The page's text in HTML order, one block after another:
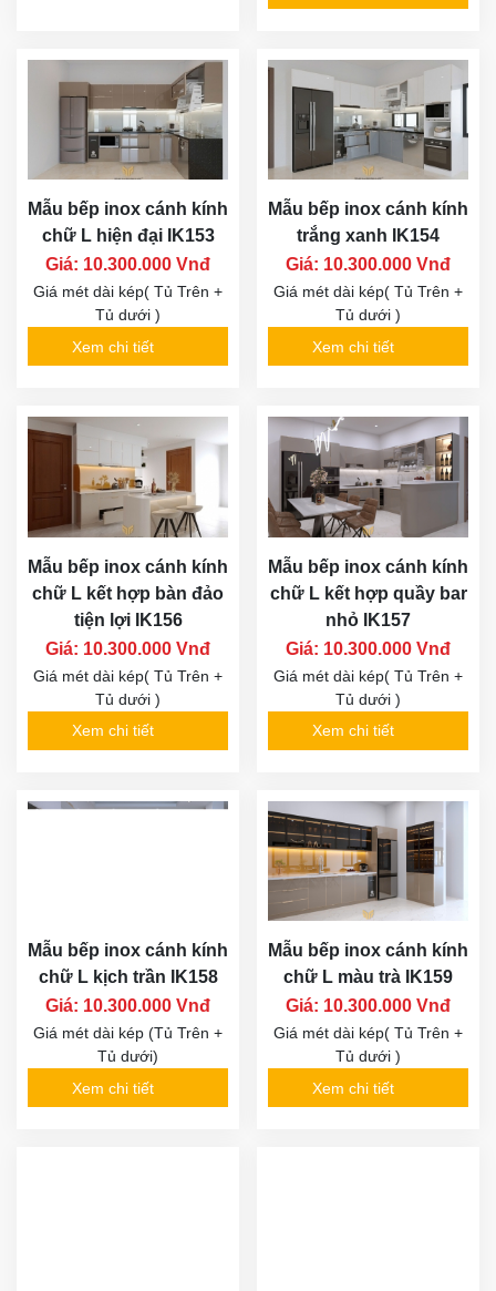
Mẫu bếp inox cánh kính
chữ L hiện đại IK153
Giá: 10.300.000 Vnđ
Giá mét dài kép( Tủ Trên +
Tủ dưới )
Xem chi tiết
Mẫu bếp inox cánh kính
trắng xanh IK154
Giá: 10.300.000 Vnđ
Giá mét dài kép( Tủ Trên +
Tủ dưới )
Xem chi tiết
Mẫu bếp inox cánh kính
chữ L kết hợp bàn đảo
tiện lợi IK156
Giá: 10.300.000 Vnđ
Giá mét dài kép( Tủ Trên +
Tủ dưới )
Xem chi tiết
Mẫu bếp inox cánh kính
chữ L kết hợp quầy bar
nhỏ IK157
Giá: 10.300.000 Vnđ
Giá mét dài kép( Tủ Trên +
Tủ dưới )
Xem chi tiết
Mẫu bếp inox cánh kính
chữ L kịch trần IK158
Giá: 10.300.000 Vnđ
Giá mét dài kép (Tủ Trên +
Tủ dưới)
Xem chi tiết
Mẫu bếp inox cánh kính
chữ L màu trà IK159
Giá: 10.300.000 Vnđ
Giá mét dài kép( Tủ Trên +
Tủ dưới )
Xem chi tiết